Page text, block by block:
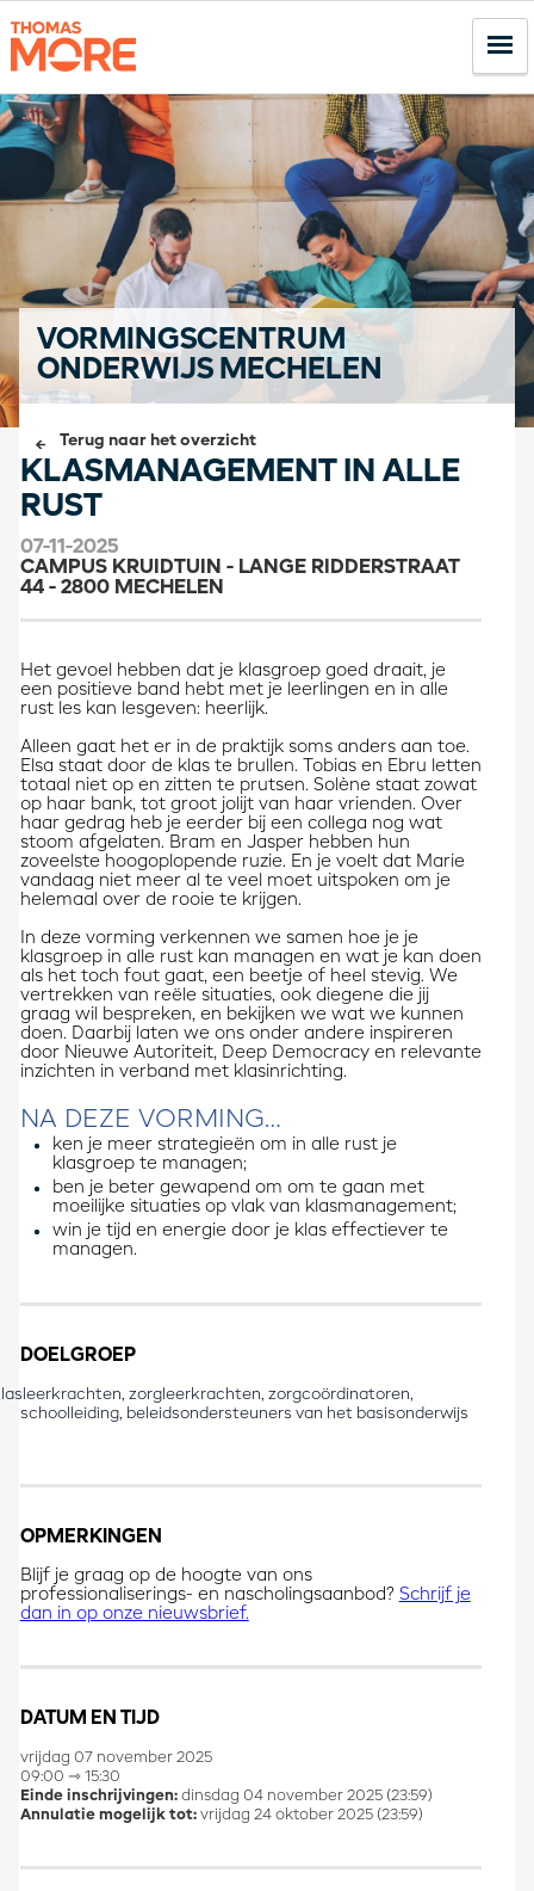
VORMINGSCENTRUM
ONDERWIJS MECHELEN
Terug naar het overzicht
KLASMANAGEMENT IN ALLE
RUST
07-11-2025
CAMPUS KRUIDTUIN - LANGE RIDDERSTRAAT
44 - 2800 MECHELEN
Het gevoel hebben dat je klasgroep goed draait, je
een positieve band hebt met je leerlingen en in alle
rust les kan lesgeven: heerlijk.
Alleen gaat het er in de praktijk soms anders aan toe.
Elsa staat door de klas te brullen. Tobias en Ebru letten
totaal niet op en zitten te prutsen. Solène staat zowat
op haar bank, tot groot jolijt van haar vrienden. Over
haar gedrag heb je eerder bij een collega nog wat
stoom afgelaten. Bram en Jasper hebben hun
zoveelste hoogoplopende ruzie. En je voelt dat Marie
vandaag niet meer al te veel moet uitspoken om je
helemaal over de rooie te krijgen.
In deze vorming verkennen we samen hoe je je
klasgroep in alle rust kan managen en wat je kan doen
als het toch fout gaat, een beetje of heel stevig. We
vertrekken van reële situaties, ook diegene die jij
graag wil bespreken, en bekijken we wat we kunnen
doen. Daarbij laten we ons onder andere inspireren
door Nieuwe Autoriteit, Deep Democracy en relevante
inzichten in verband met klasinrichting.
NA DEZE VORMING…
ken je meer strategieën om in alle rust je
klasgroep te managen;
ben je beter gewapend om om te gaan met
moeilijke situaties op vlak van klasmanagement;
win je tijd en energie door je klas effectiever te
managen.
DOELGROEP
zorgleerkrachten, zorgcoördinatoren,
schoolleiding, beleidsondersteuners van het basisonderwijs
OPMERKINGEN
Blijf je graag op de hoogte van ons
professionaliserings- en nascholingsaanbod? Schrijf je
dan in op onze nieuwsbrief.
DATUM EN TIJD
vrijdag 07 november 2025
09:00 ⇾ 15:30
Einde inschrijvingen: dinsdag 04 november 2025 (23:59)
Annulatie mogelijk tot: vrijdag 24 oktober 2025 (23:59)